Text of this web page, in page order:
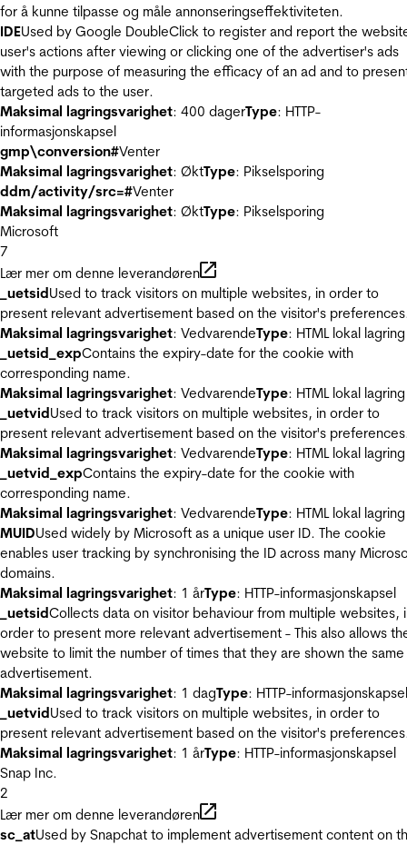
for å kunne tilpasse og måle annonseringseffektiviteten.
IDEUsed by Google DoubleClick to register and report the
user's actions after viewing or clicking one of the advertiser's ads
with the purpose of measuring the efficacy of an ad and to
targeted ads to the user.
Maksimal lagringsvarighet: 400 dagerType: HTTP-
informasjonskapsel
gmp\conversion#Venter
Maksimal lagringsvarighet: ØktType: Pikselsporing
ddm/activity/src=#Venter
Maksimal lagringsvarighet: ØktType: Pikselsporing
Microsoft
7
Lær mer om denne leverandøren
_uetsidUsed to track visitors on multiple websites, in order to
present relevant advertisement based on the visitor's
Maksimal lagringsvarighet: VedvarendeType: HTML lokal lagring
_uetsid_expContains the expiry-date for the cookie with
corresponding name.
Maksimal lagringsvarighet: VedvarendeType: HTML lokal lagring
_uetvidUsed to track visitors on multiple websites, in order to
present relevant advertisement based on the visitor's
Maksimal lagringsvarighet: VedvarendeType: HTML lokal lagring
_uetvid_expContains the expiry-date for the cookie with
corresponding name.
Maksimal lagringsvarighet: VedvarendeType: HTML lokal lagring
MUIDUsed widely by Microsoft as a unique user ID. The cookie
enables user tracking by synchronising the ID across many
domains.
Maksimal lagringsvarighet: 1 årType: HTTP-informasjonskapsel
_uetsidCollects data on visitor behaviour from multiple websites,
order to present more relevant advertisement - This also allows
website to limit the number of times that they are shown the same
advertisement.
Maksimal lagringsvarighet: 1 dagType: HTTP-informasjonskapsel
_uetvidUsed to track visitors on multiple websites, in order to
present relevant advertisement based on the visitor's
Maksimal lagringsvarighet: 1 årType: HTTP-informasjonskapsel
Snap Inc.
2
Lær mer om denne leverandøren
sc_atUsed by Snapchat to implement advertisement content on